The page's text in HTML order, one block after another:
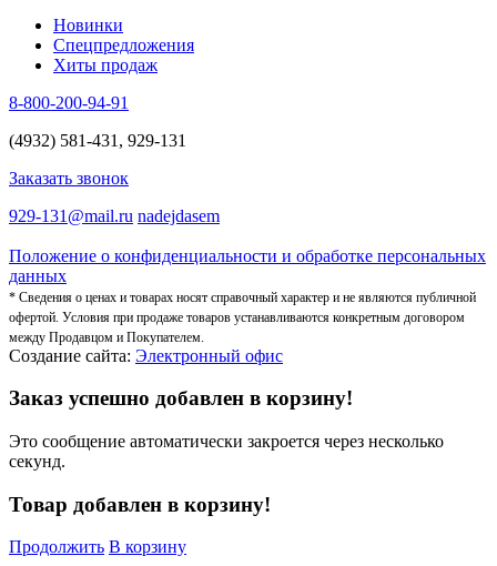
Новинки
Спецпредложения
Хиты продаж
8-800-200-94-91
(4932) 581-431, 929-131
Заказать звонок
929-131@mail.ru nadejdasem
Положение о конфиденциальности и обработке персональных
данных
* Сведения о ценах и товарах носят справочный характер и не являются публичной
офертой. Условия при продаже товаров устанавливаются конкретным договором
между Продавцом и Покупателем.
Создание сайта: Электронный офис
Заказ успешно добавлен в корзину!
Это сообщение автоматически закроется через несколько
секунд.
Товар добавлен в корзину!
Продолжить В корзину